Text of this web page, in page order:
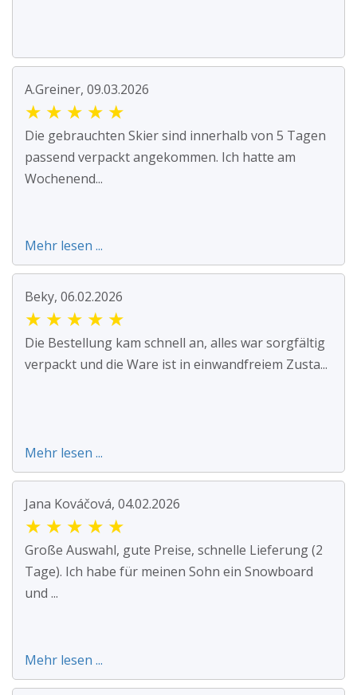
A.Greiner, 09.03.2026
★ ★ ★ ★ ★
Die gebrauchten Skier sind innerhalb von 5 Tagen
passend verpackt angekommen. Ich hatte am
Wochenend...
Mehr lesen ...
Beky, 06.02.2026
★ ★ ★ ★ ★
Die Bestellung kam schnell an, alles war sorgfältig
verpackt und die Ware ist in einwandfreiem Zusta...
Mehr lesen ...
Jana Kováčová, 04.02.2026
★ ★ ★ ★ ★
Große Auswahl, gute Preise, schnelle Lieferung (2
Tage). Ich habe für meinen Sohn ein Snowboard
und ...
Mehr lesen ...